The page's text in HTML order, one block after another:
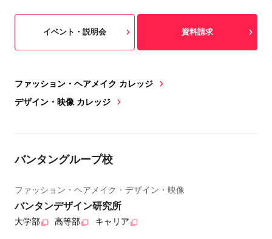
ファッション・ヘアメイク カレッジ
デザイン・映像 カレッジ
イベント・説明会 資料請求
バンタングループ校
ファッション・ヘアメイク・デザイン・映像
バンタンデザイン研究所
大学部 高等部 キャリア